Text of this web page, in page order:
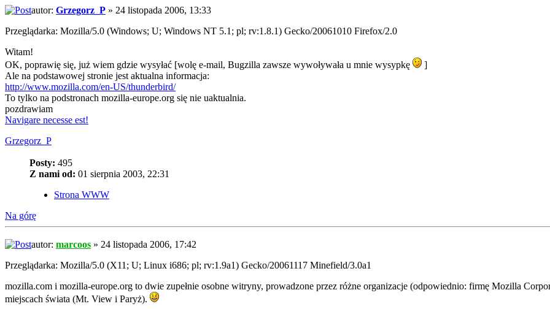
autor: Grzegorz_P » 24 listopada 2006, 13:33
Przeglądarka: Mozilla/5.0 (Windows; U; Windows NT 5.1; pl; rv:1.8.1) Gecko/20061010 Firefox/2.0
Witam!
OK, poprawię się, już wiem gdzie wysyłać [wolę e-mail, Bugzilla zawsze wywoływała u mnie wysypkę
]
Ale na podstawowej stronie jest aktualna informacja:
http://www.mozilla.com/en-US/thunderbird/
To tylko na podstronach mozilla-europe.org się nie uaktualnia.
pozdrawiam
Navigare necesse est!
Grzegorz_P
Posty: 495
Z nami od: 01 sierpnia 2003, 22:31
Strona WWW
Na górę
autor: marcoos » 24 listopada 2006, 17:42
Przeglądarka: Mozilla/5.0 (X11; U; Linux i686; pl; rv:1.9a1) Gecko/20061117 Minefield/3.0a1
mozilla.com i mozilla-europe.org to dwie zupełnie osobne witryny, prowadzone przez różne organizacje (odpowiednio: firmę Mozilla
miejscach świata (Mt. View i Paryż).